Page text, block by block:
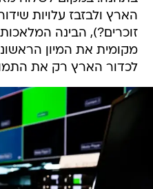
הארץ ולבזבז עלויות
זוכרים?), הבינה
מקומית את המיון
לכדור הארץ רק את